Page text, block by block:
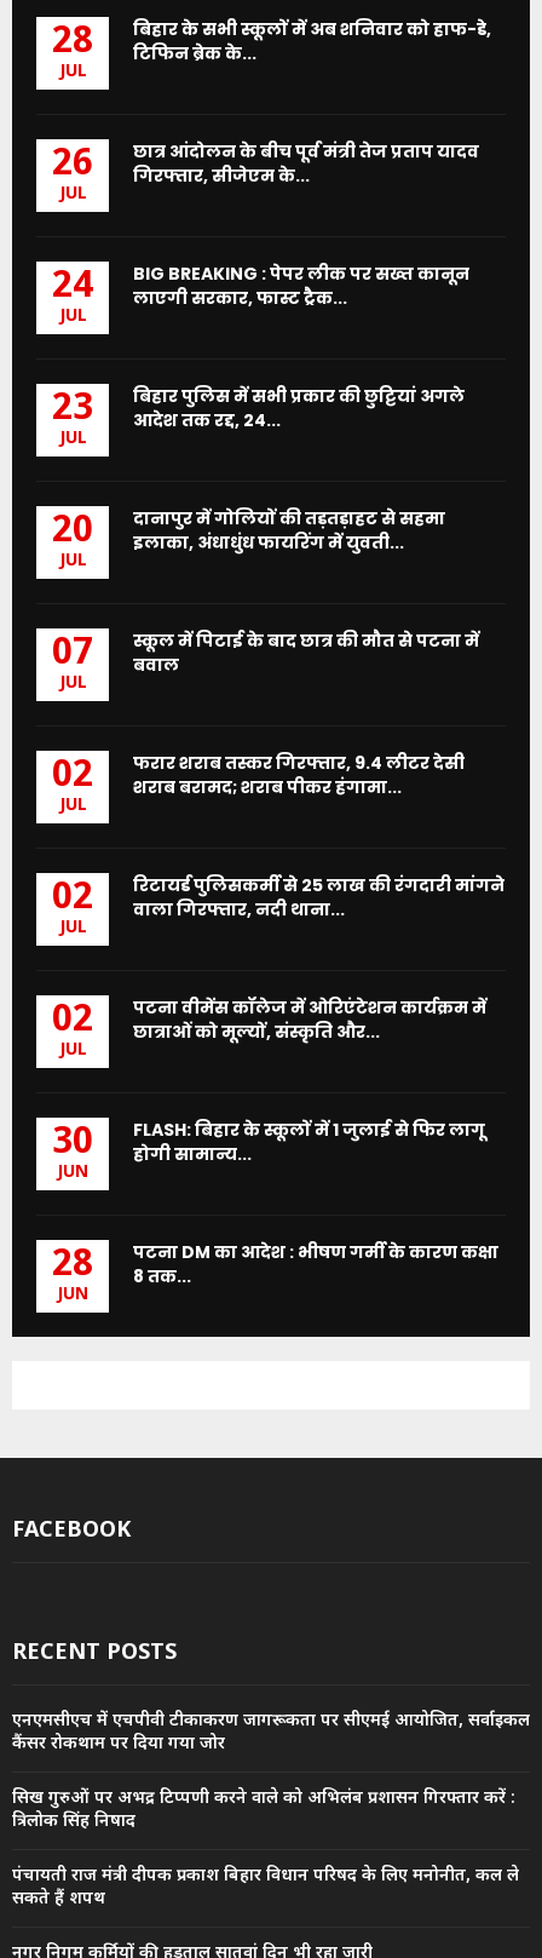
28
JUL
बिहार के सभी स्कूलों में अब शनिवार को हाफ-डे,
टिफिन ब्रेक के...
26
JUL
छात्र आंदोलन के बीच पूर्व मंत्री तेज प्रताप यादव
गिरफ्तार, सीजेएम के...
24
JUL
BIG BREAKING : पेपर लीक पर सख्त कानून
लाएगी सरकार, फास्ट ट्रैक...
23
JUL
बिहार पुलिस में सभी प्रकार की छुट्टियां अगले
आदेश तक रद्द, 24...
20
JUL
दानापुर में गोलियों की तड़तड़ाहट से सहमा
इलाका, अंधाधुंध फायरिंग में युवती...
07
JUL
स्कूल में पिटाई के बाद छात्र की मौत से पटना में
बवाल
02
JUL
फरार शराब तस्कर गिरफ्तार, 9.4 लीटर देसी
शराब बरामद; शराब पीकर हंगामा...
02
JUL
रिटायर्ड पुलिसकर्मी से 25 लाख की रंगदारी मांगने
वाला गिरफ्तार, नदी थाना...
02
JUL
पटना वीमेंस कॉलेज में ओरिएंटेशन कार्यक्रम में
छात्राओं को मूल्यों, संस्कृति और...
30
JUN
FLASH: बिहार के स्कूलों में 1 जुलाई से फिर लागू
होगी सामान्य...
28
JUN
पटना DM का आदेश : भीषण गर्मी के कारण कक्षा
8 तक...
FACEBOOK
RECENT POSTS
एनएमसीएच में एचपीवी टीकाकरण जागरूकता पर सीएमई आयोजित, सर्वाइकल
कैंसर रोकथाम पर दिया गया जोर
सिख गुरुओं पर अभद्र टिप्पणी करने वाले को अभिलंब प्रशासन गिरफ्तार करें :
त्रिलोक सिंह निषाद
पंचायती राज मंत्री दीपक प्रकाश बिहार विधान परिषद के लिए मनोनीत, कल ले
सकते हैं शपथ